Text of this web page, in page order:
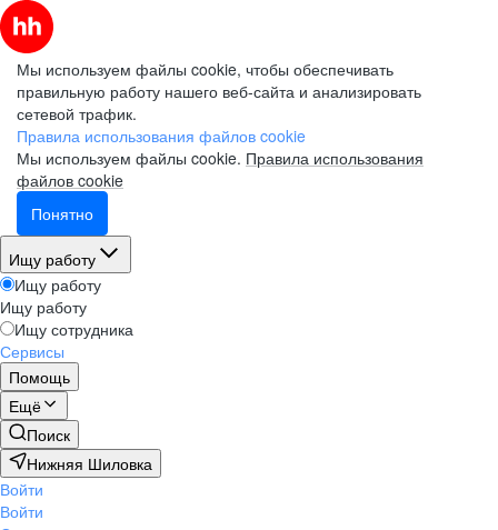
Мы используем файлы cookie, чтобы обеспечивать
правильную работу нашего веб-сайта и анализировать
сетевой трафик.
Правила использования файлов cookie
Мы используем файлы cookie. Правила использования
файлов cookie
Понятно
Ищу работу
Ищу работу
Ищу работу
Ищу сотрудника
Сервисы
Помощь
Ещё
Поиск
Нижняя Шиловка
Войти
Войти